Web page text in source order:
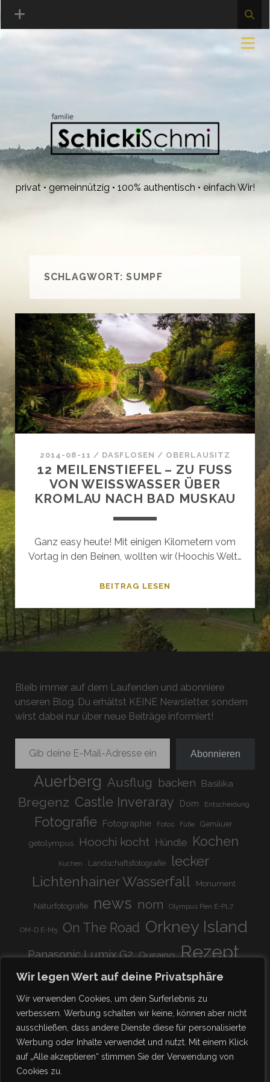
Wir legen Wert auf deine Privatsphäre
Wir verwenden Cookies, um dein Surferlebnis zu
verbessern. Werbung schalten wir keine, können aber nicht
ausschließen, dass andere Dienste diese für personalisierte
Werbung oder Inhalte verwendet und nutzt. Mit einem Klick
auf „Alle akzeptieren“ stimmen Sie der Verwendung von
Cookies zu.
privat • gemeinnützig • 100% authentisch • einfach Wir!
SCHLAGWORT:SUMPF
2014-08-11 / DASFLOSEN / OBERLAUSITZ
12 MEILENSTIEFEL – ZU FUSS
VON WEISSWASSER ÜBER K
ROMLAU NACH BAD MUSKAU
Ganz easy heute! Mit einigen Kilometern vom
Vortag in den Beinen, wollten wir (Hoochis Welt…
BEITRAG LESEN
FUSS
BER K
ROMLAU N
ACH B
Bleib immer auf dem Laufenden und abonniere
unseren Blog. Du erhältst KEINE Newsletter, sondern
wirst dabei nur über neue Beiträge informiert!
Gib deine E-Mail-Adresse ein ...
Abonnieren
Auerberg Ausflug backen Basilika
Bregenz Castle Inveraray Dom Entscheidung
Fotografie Fotographie Fotos Füße Gemäuer
getolympus Hoochi kocht Hündle Kochen
Kuchen Landschaftsfotografie lecker
Lichtenhainer Wasserfall Monument
Naturfotografie news nom Olympus Pen E-PL7
OM-D E-M5 On The Road Orkney Island
Panasonic Lumix G2 Quiraing Rezept
Rundreise schnell & einfach Scotland
Stadion super lecker Systemkamera
vegetarisch Viadukt weitnau woooohoooo!!!!
zu Hause ♥